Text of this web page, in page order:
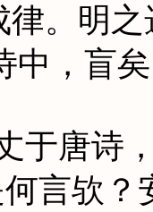
律。明
中，盲
唐诗，
言欤？